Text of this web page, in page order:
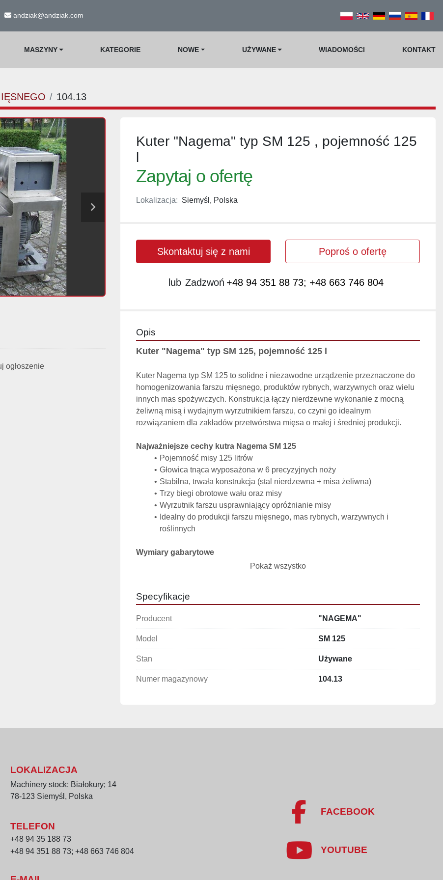
andziak@andziak.com
MASZYNY KATEGORIE NOWE UŻYWANE WIADOMOŚCI KONTAKT
104.13
ogłoszenie
Kuter "Nagema" typ SM 125 , pojemność 125
l
Zapytaj o ofertę
Lokalizacja: Siemyśl, Polska
Skontaktuj się z nami Poproś o ofertę
lub Zadzwoń +48 94 351 88 73; +48 663 746 804
Opis
Kuter "Nagema" typ SM 125, pojemność 125 l
Kuter Nagema typ SM 125 to solidne i niezawodne urządzenie przeznaczone do
homogenizowania farszu mięsnego, produktów rybnych, warzywnych oraz wielu
innych mas spożywczych. Konstrukcja łączy nierdzewne wykonanie z mocną
żeliwną misą i wydajnym wyrzutnikiem farszu, co czyni go idealnym
rozwiązaniem dla zakładów przetwórstwa mięsa o małej i średniej produkcji.
Najważniejsze cechy kutra Nagema SM 125
Pojemność misy 125 litrów
Głowica tnąca wyposażona w 6 precyzyjnych noży
Stabilna, trwała konstrukcja (stal nierdzewna + misa żeliwna)
Trzy biegi obrotowe wału oraz misy
Wyrzutnik farszu usprawniający opróżnianie misy
Idealny do produkcji farszu mięsnego, mas rybnych, warzywnych i
roślinnych
Wymiary gabarytowe
Wał nożowy
Silnik główny wału nożowego (2-biegowy)
Obroty silnika: 1 500 / 3 000 U/min
6 noży, zapewniających szybkie i równomierne cięcie
Pokaż wszystko
Specyfikacje
Producent "NAGEMA"
Model SM 125
Stan Używane
Numer magazynowy 104.13
LOKALIZACJA
Machinery stock: Białokury; 14
78-123 Siemyśl, Polska
TELEFON
+48 94 35 188 73
+48 94 351 88 73; +48 663 746 804
FACEBOOK
YOUTUBE